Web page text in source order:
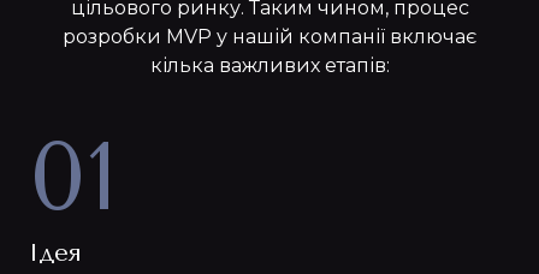
цільового ринку. Таким чином, процес
розробки MVP у нашій компанії включає
кілька важливих етапів:
01
Ідея